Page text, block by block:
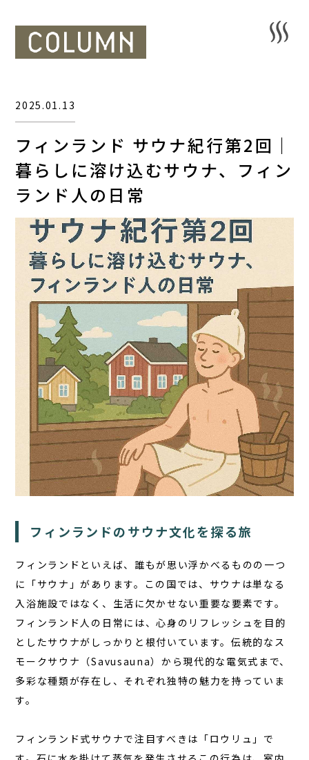
TOP
サウナ
宿泊
アクティビティ
１日の過ごし方
FAQ
コラム
お知らせ
お問い合わせ
EN
フィンランド サウナ紀行第2回｜
暮らしに溶け込むサウナ、フィン
ランド人の日常
2025.01.13
フィンランドのサウナ文化を探る旅
フィンランドといえば、誰もが思い浮かべるものの一つ
に「サウナ」があります。この国では、サウナは単なる
入浴施設ではなく、生活に欠かせない重要な要素です。
フィンランド人の日常には、心身のリフレッシュを目的
としたサウナがしっかりと根付いています。 伝統的なス
モークサウナ（Savusauna）から現代的な電気式まで、
多彩な種類が存在し、それぞれ独特の魅力を持っていま
す。
フィンランド式サウナで注目すべきは「ロウリュ」で